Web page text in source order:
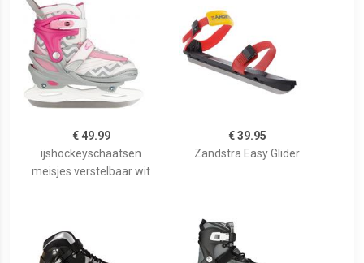
€ 49.99
ijshockeyschaatsen
meisjes verstelbaar wit
€ 39.95
Zandstra Easy Glider